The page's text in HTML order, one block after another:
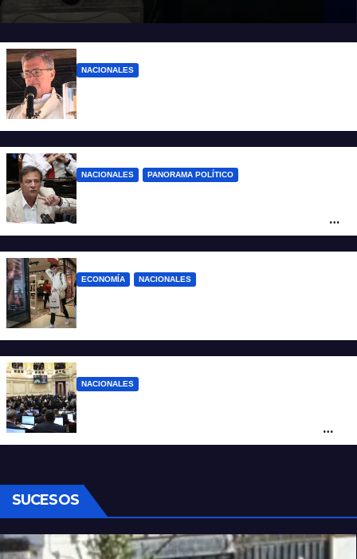
NACIONALES
NACIONALES PANORAMA POLÍTICO
Sturzenegger: “Se cree que somos títeres
o estúpidos”
ECONOMÍA NACIONALES
NACIONALES
Senado
SUCESOS